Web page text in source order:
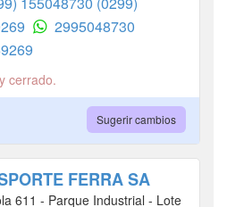
2995048730
cerrado.
Sugerir cambios
FERRA SA
611 - Parque Industrial - Lote